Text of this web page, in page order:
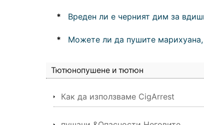
* Вреден ли е черният дим за
* Можете ли да пушите
Тютюнопушене и тютюн
Как да използваме CigArrest